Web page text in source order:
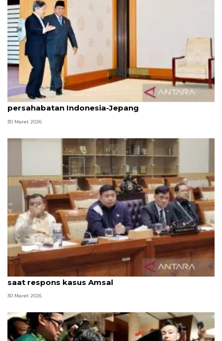
Presiden temui Kaisar Naruhito pererat
persahabatan Indonesia-Jepang
30 Maret 2026
Anggota DPR sebut Prabowo sangat peduli ekraf
saat respons kasus Amsal
30 Maret 2026